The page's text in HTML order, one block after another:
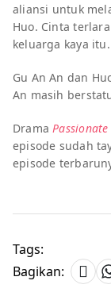
aliansi untuk
Huo. Cinta
keluarga kaya itu.
Gu An An dan
An masih
Drama
episode sudah
episode
Tags:
Bagikan: